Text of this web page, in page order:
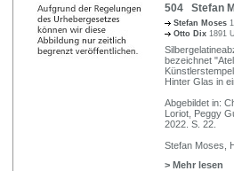
504 Stefan
Stefan Moses
Otto Dix 1891
bezeichnet
Hinter Glas in
Abgebildet in:
Loriot, Peggy
2022. S. 22.
Stefan Moses,
> Mehr lesen